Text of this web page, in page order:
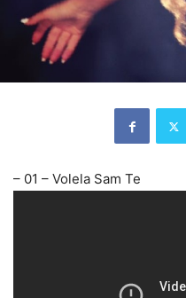
– 01 – Volela Sam Te